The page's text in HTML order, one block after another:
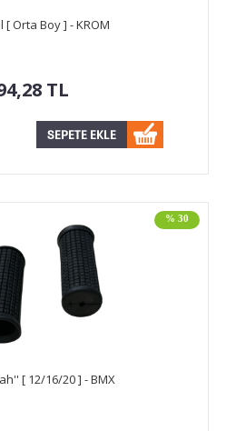
[ Orta Boy ] - KROM
TL
% 30
[ 12/16/20 ] - BMX